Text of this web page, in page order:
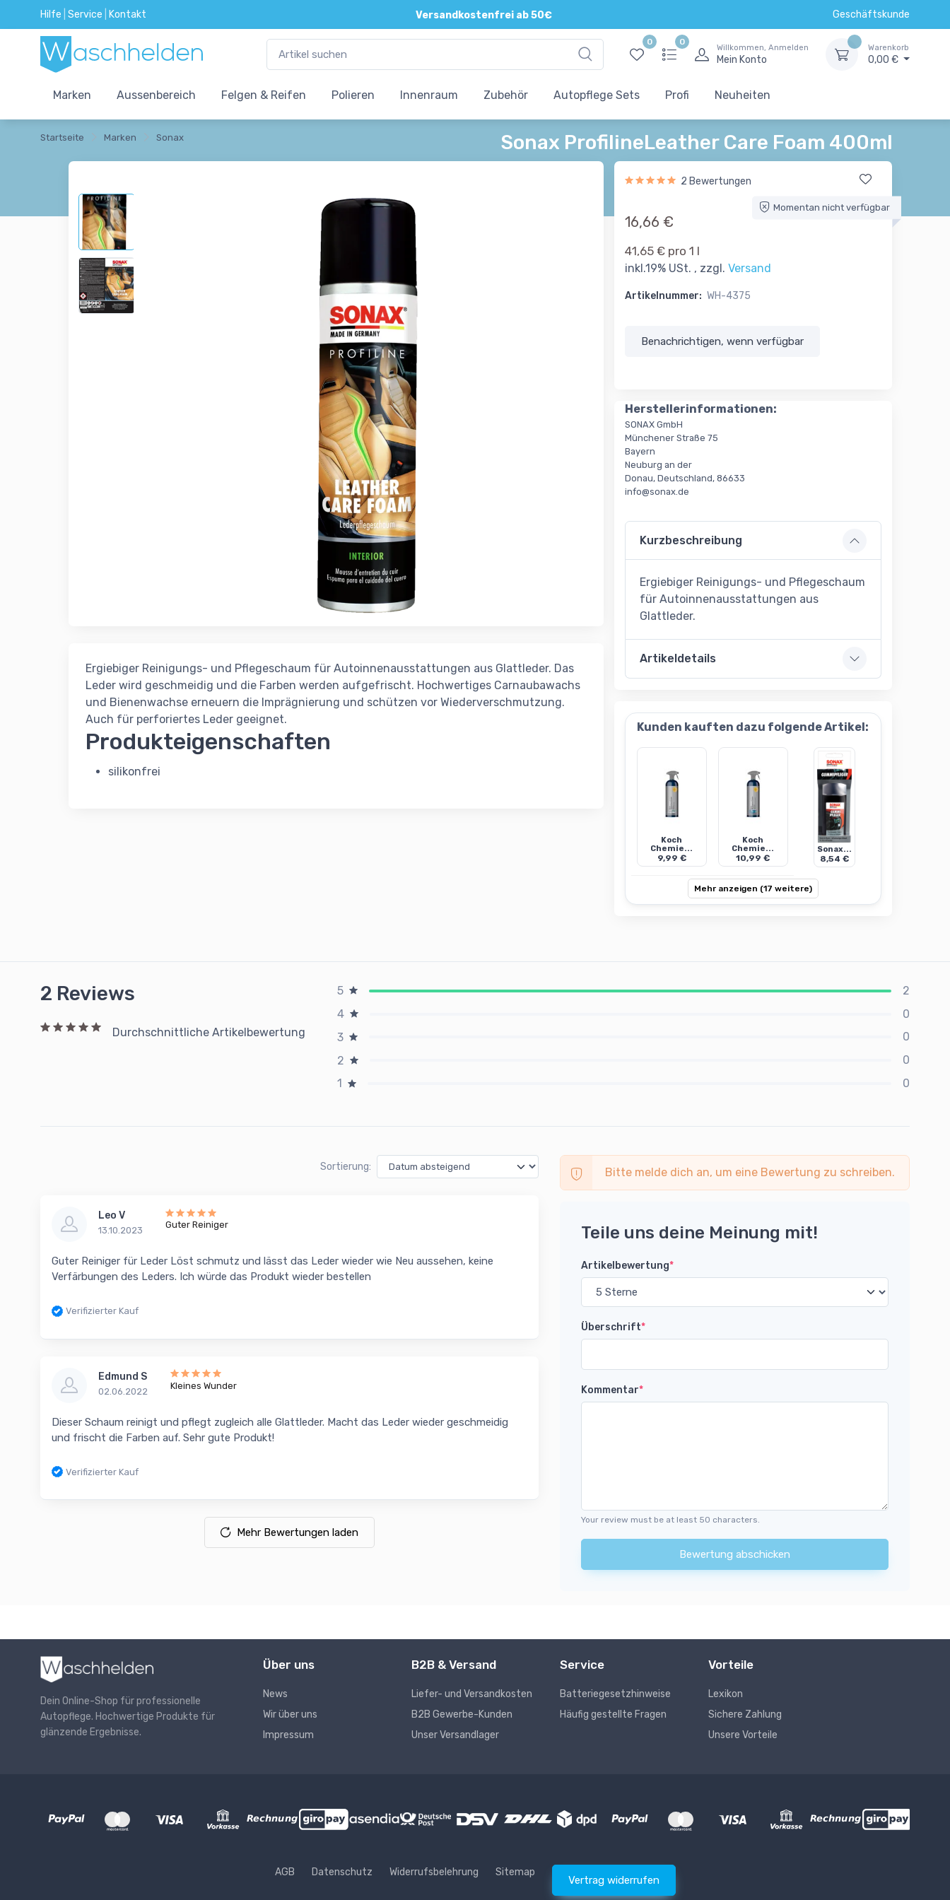
Hilfe Service Kontakt Versandkostenfrei ab 50€ Geschäftskunde
0 0
Willkommen, Anmelden
Mein Konto
Warenkorb
0,00 €
Marken Aussenbereich Felgen & Reifen Polieren Innenraum Zubehör Autopflege Sets Profi Neuheiten
Startseite Marken Sonax Sonax ProfilineLeather Care Foam 400ml
Ergiebiger Reinigungs- und Pflegeschaum für Autoinnenausstattungen aus Glattleder. Das
Leder wird geschmeidig und die Farben werden aufgefrischt. Hochwertiges Carnaubawachs
und Bienenwachse erneuern die Imprägnierung und schützen vor Wiederverschmutzung.
Auch für perforiertes Leder geeignet.
Produkteigenschaften
silikonfrei
2 Bewertungen
Momentan nicht verfügbar
16,66 €
41,65 € pro 1 l
inkl.19% USt. , zzgl. Versand
Artikelnummer: WH-4375
Benachrichtigen, wenn verfügbar
Herstellerinformationen:
SONAX GmbH
Münchener Straße 75
Bayern
Neuburg an der
Donau, Deutschland, 86633
info@sonax.de
Kurzbeschreibung
Ergiebiger Reinigungs- und Pflegeschaum
für Autoinnenausstattungen aus
Glattleder.
Artikeldetails
Kunden kauften dazu folgende Artikel:
Koch
Chemie...
9,99 €
Koch
Chemie...
10,99 €
Sonax...
8,54 €
Mehr anzeigen (17 weitere)
2 Reviews
Durchschnittliche Artikelbewertung
5
2
4
0
3
0
2
0
1
0
Sortierung:
Leo V
13.10.2023
Guter Reiniger
Guter Reiniger für Leder Löst schmutz und lässt das Leder wieder wie Neu aussehen, keine
Verfärbungen des Leders. Ich würde das Produkt wieder bestellen
Verifizierter Kauf
Edmund S
02.06.2022
Kleines Wunder
Dieser Schaum reinigt und pflegt zugleich alle Glattleder. Macht das Leder wieder geschmeidig
und frischt die Farben auf. Sehr gute Produkt!
Verifizierter Kauf
Mehr Bewertungen laden
Bitte melde dich an, um eine Bewertung zu schreiben.
Teile uns deine Meinung mit!
Artikelbewertung*
Überschrift*
Kommentar*
Your review must be at least 50 characters.
Bewertung abschicken
Dein Online-Shop für professionelle
Autopflege. Hochwertige Produkte für
glänzende Ergebnisse.
Über uns
News
Wir über uns
Impressum
B2B & Versand
Liefer- und Versandkosten
B2B Gewerbe-Kunden
Unser Versandlager
Service
Batteriegesetzhinweise
Häufig gestellte Fragen
Vorteile
Lexikon
Sichere Zahlung
Unsere Vorteile
AGB Datenschutz Widerrufsbelehrung Sitemap
Vertrag widerrufen